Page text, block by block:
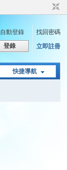
自動登錄
找回密碼
登錄 立即註冊
快捷導航